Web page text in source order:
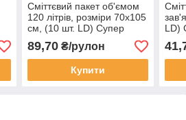
Сміттєвий пакет об'ємом
120 літрів, розміри 70х105
см, (10 шт. LD) Супер
Торба синій (1 рул)
89,70₴/рулон
Купити
LD)
рул)